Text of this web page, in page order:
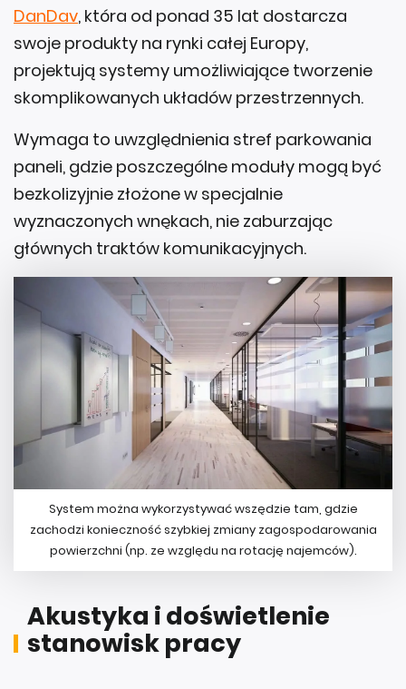
DanDav, która od ponad 35 lat dostarcza
swoje produkty na rynki całej Europy,
projektują systemy umożliwiające tworzenie
skomplikowanych układów przestrzennych.
Wymaga to uwzględnienia stref parkowania
paneli, gdzie poszczególne moduły mogą być
bezkolizyjnie złożone w specjalnie
wyznaczonych wnękach, nie zaburzając
głównych traktów komunikacyjnych.
System można wykorzystywać wszędzie tam, gdzie
zachodzi konieczność szybkiej zmiany zagospodarowania
powierzchni (np. ze względu na rotację najemców).
Akustyka i doświetlenie
stanowisk pracy